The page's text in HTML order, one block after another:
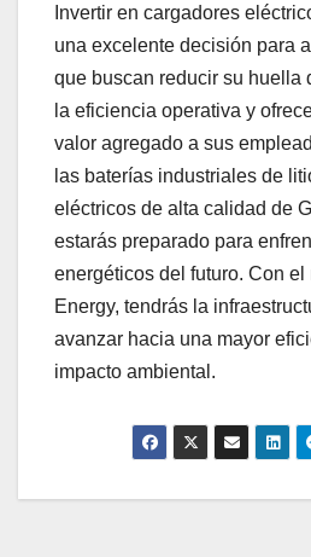
Invertir en cargadores
una excelente decisión para
que buscan reducir su huella
la eficiencia operativa y
valor agregado a sus
las baterías industriales de
eléctricos de alta calidad de
estarás preparado para
energéticos del futuro. Con
Energy, tendrás la
avanzar hacia una mayor
impacto ambiental.